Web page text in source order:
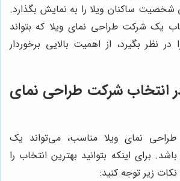
ساکنان ویلا را به نمایش بگذارد.
یک شرکت طراحی نمای ویلا که بتواند
نظر بگیرد، از اهمیت بالایی برخوردار
انتخاب شرکت طراحی نمای
نمای ویلا مناسب، می‌تواند یک
برای اینکه بتوانید بهترین انتخاب را
نکات زیر توجه کنید: